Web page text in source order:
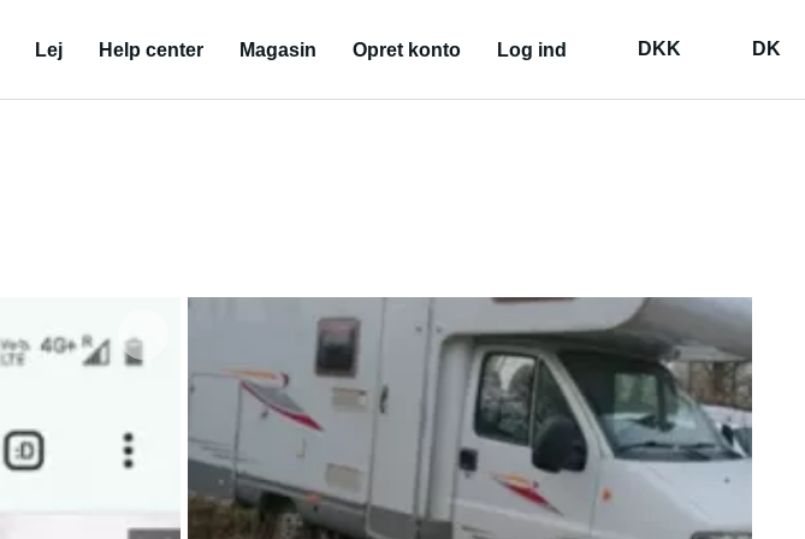
Lej Help center Magasin Opret konto Log ind DKK DK